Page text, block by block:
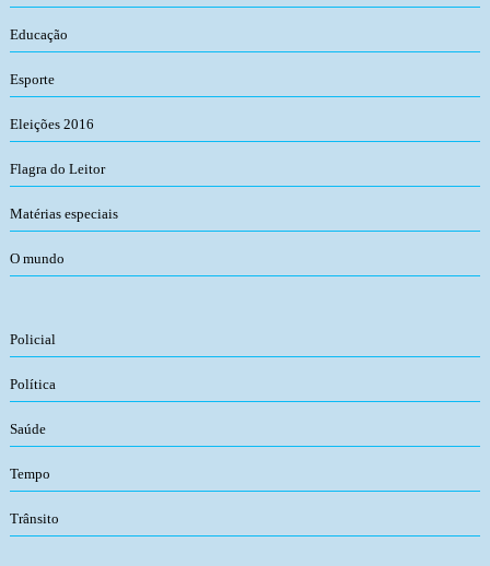
Educação
Esporte
Eleições 2016
Flagra do Leitor
Matérias especiais
O mundo
Policial
Política
Saúde
Tempo
Trânsito